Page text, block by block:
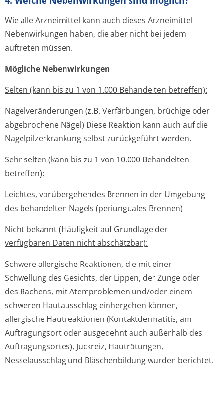
Wie alle Arzneimittel kann auch dieses Arzneimittel
Nebenwirkungen haben, die aber nicht bei jedem
auftreten müssen.
Mögliche Nebenwirkungen
Selten (kann bis zu 1 von 1.000 Behandelten betreffen):
Nagelveränderungen (z.B. Verfärbungen, brüchige oder
abgebrochene Nägel) Diese Reaktion kann auch auf die
Nagelpilzerkrankung selbst zurückgeführt werden.
Sehr selten (kann bis zu 1 von 10.000 Behandelten
betreffen):
Leichtes, vorübergehendes Brennen in der Umgebung
des behandelten Nagels (periunguales Brennen)
Nicht bekannt (Häufigkeit auf Grundlage der
verfügbaren Daten nicht abschätzbar):
Schwere allergische Reaktionen, die mit einer
Schwellung des Gesichts, der Lippen, der Zunge oder
des Rachens, mit Atemproblemen und/oder einem
schweren Hautausschlag einhergehen können,
allergische Hautreaktionen (Kontaktdermatitis, am
Auftragungsort oder ausgedehnt auch außerhalb des
Auftragungsortes), Juckreiz, Hautrötungen,
Nesselausschlag und Bläschenbildung wurden berichtet.